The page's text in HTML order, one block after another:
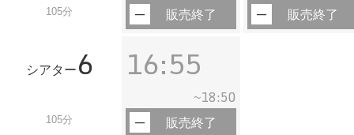
105分 販売終了 販売終了
シアター 6
105分
16:55
~18:50
販売終了